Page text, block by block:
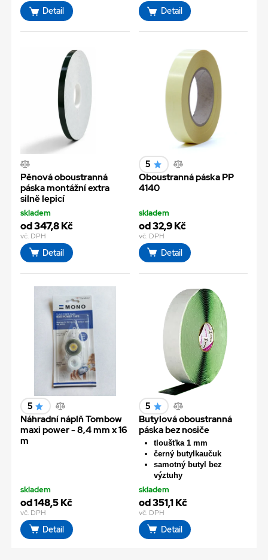
Detail Detail
Pěnová oboustranná
páska montážní extra
silně lepicí
skladem
od 347,8 Kč
vč. DPH
Detail
5
Oboustranná páska PP
4140
skladem
od 32,9 Kč
vč. DPH
Detail
5
Náhradní náplň Tombow
maxi power - 8,4 mm x 16
m
skladem
od 148,5 Kč
vč. DPH
Detail
5
Butylová oboustranná
páska bez nosiče
tloušťka 1 mm
černý butylkaučuk
samotný butyl bez
výztuhy
skladem
od 351,1 Kč
vč. DPH
Detail